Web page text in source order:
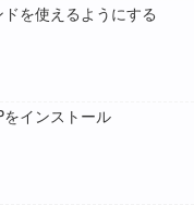
を使えるようにする
をインストール